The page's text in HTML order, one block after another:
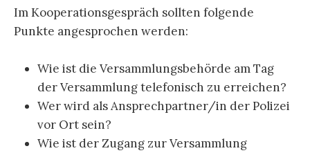
Im Kooperationsgespräch sollten folgende
Punkte angesprochen werden:
Wie ist die Versammlungsbehörde am Tag
der Versammlung telefonisch zu erreichen?
Wer wird als Ansprechpartner/in der Polizei
vor Ort sein?
Wie ist der Zugang zur Versammlung